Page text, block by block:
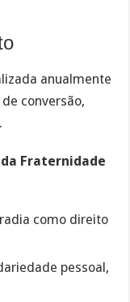
anualmente
conversão,
Fraternidade
como direito
pessoal,